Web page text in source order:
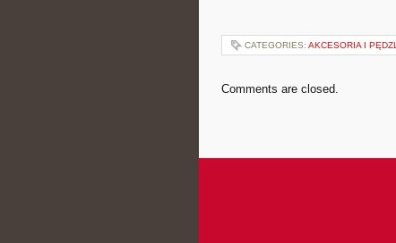
CATEGORIES: AKCESORIA I
Comments are closed.